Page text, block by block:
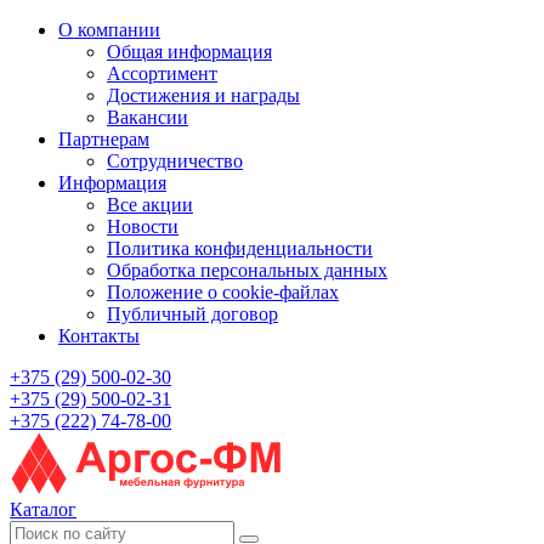
О компании
Общая информация
Ассортимент
Достижения и награды
Вакансии
Партнерам
Сотрудничество
Информация
Все акции
Новости
Политика конфиденциальности
Обработка персональных данных
Положение о cookie-файлах
Публичный договор
Контакты
+375 (29) 500-02-30
+375 (29) 500-02-31
+375 (222) 74-78-00
Каталог